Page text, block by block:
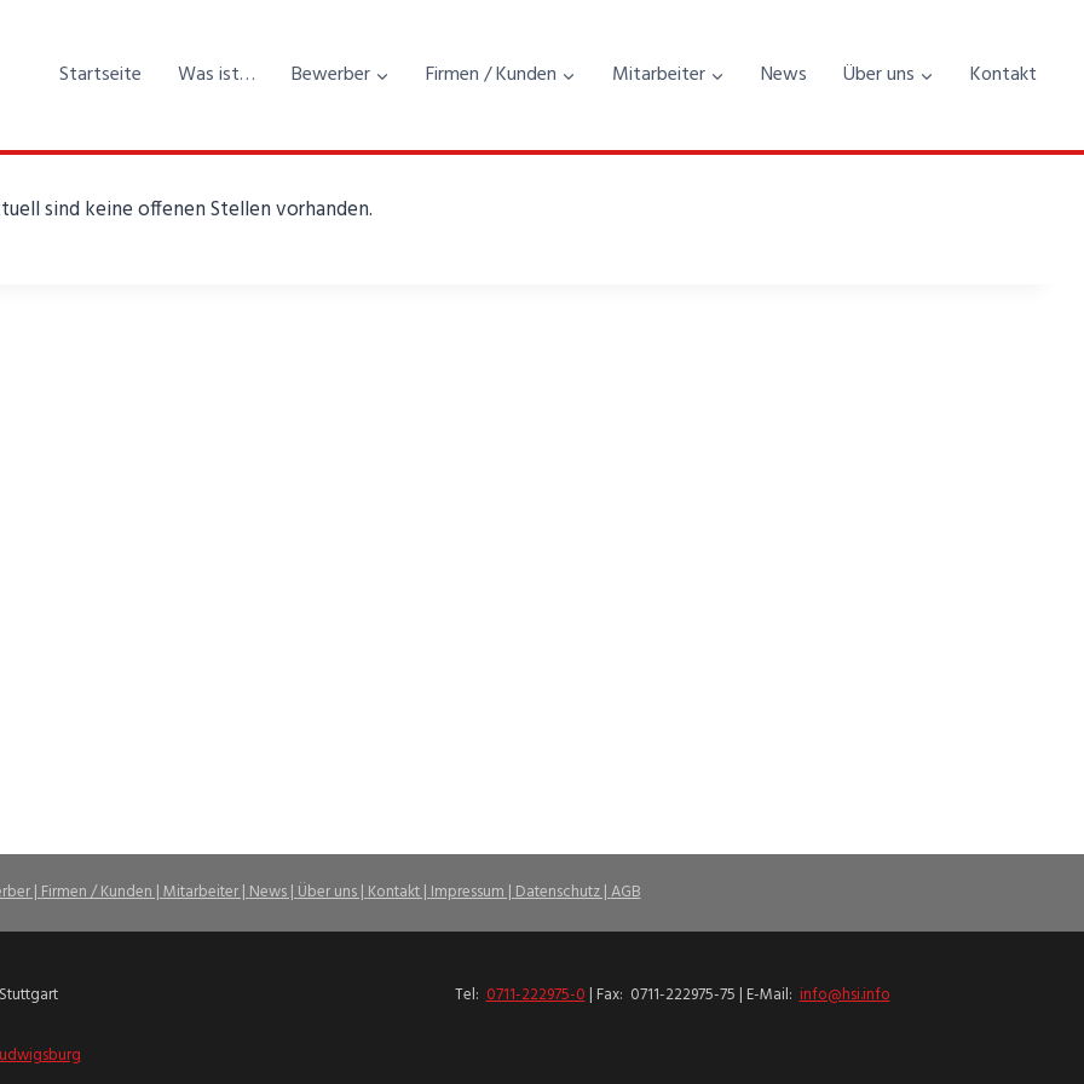
Startseite Was ist… Bewerber Firmen / Kunden Mitarbeiter News Über uns Kontakt
sind keine offenen Stellen vorhanden.
|Firmen / Kunden |Mitarbeiter |News |Über uns |Kontakt |Impressum |Datenschutz |AGB
Tel:0711-222975-0| Fax: 0711-222975-75 | E-Mail:info@hsi.info